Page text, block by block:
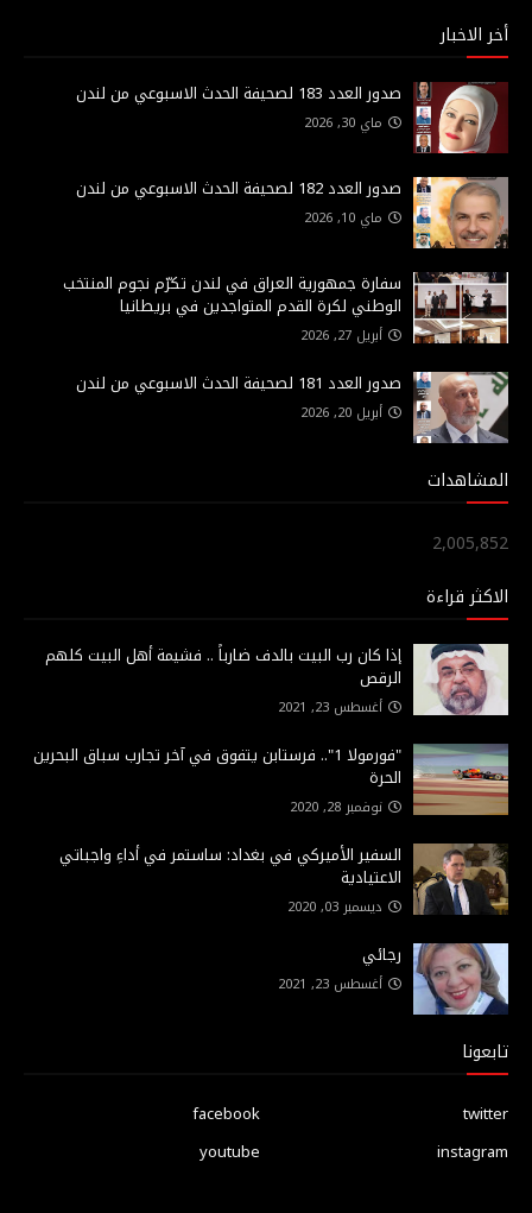
أخر الاخبار
صدور العدد 183 لصحيفة الحدث الاسبوعي من لندن
ماي 30, 2026
صدور العدد 182 لصحيفة الحدث الاسبوعي من لندن
ماي 10, 2026
سفارة جمهورية العراق في لندن تكرّم نجوم المنتخب
الوطني لكرة القدم المتواجدين في بريطانيا
أبريل 27, 2026
صدور العدد 181 لصحيفة الحدث الاسبوعي من لندن
أبريل 20, 2026
المشاهدات
2,005,852
الاكثر قراءة
إذا كان رب البيت بالدف ضارباً .. فشيمة أهل البيت كلهم
الرقص
أغسطس 23, 2021
"فورمولا 1".. فرستابن يتفوق في آخر تجارب سباق البحرين
الحرة
نوفمبر 28, 2020
السفير الأميركي في بغداد: ساستمر في أداءِ واجباتي
الاعتيادية
ديسمبر 03, 2020
رجائي
أغسطس 23, 2021
تابعونا
facebook
twitter
youtube
instagram